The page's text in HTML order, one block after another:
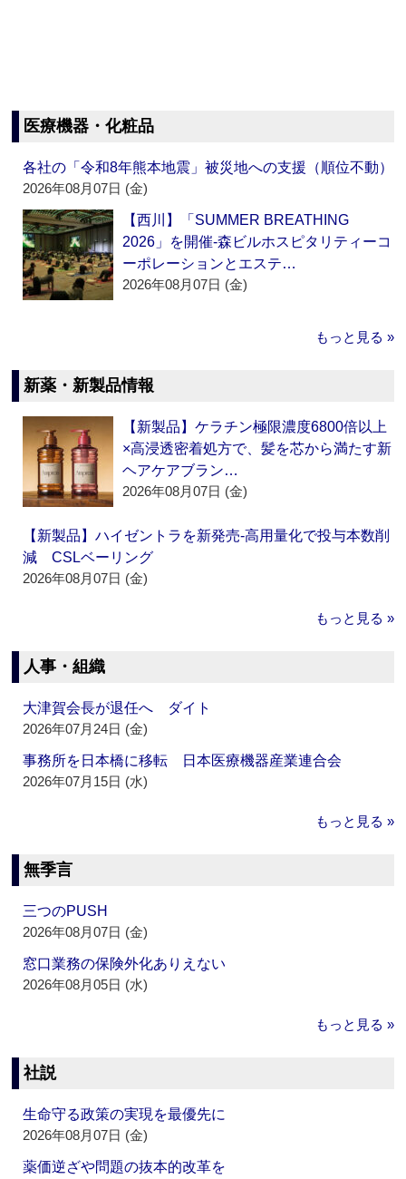
医療機器・化粧品
各社の「令和8年熊本地震」被災地への支援（順位不動）
2026年08月07日 (金)
【西川】「SUMMER BREATHING
2026」を開催‐森ビルホスピタリティーコ
ーポレーションとエステ…
2026年08月07日 (金)
もっと見る »
新薬・新製品情報
【新製品】ケラチン極限濃度6800倍以上
×高浸透密着処方で、髪を芯から満たす新
ヘアケアブラン…
2026年08月07日 (金)
【新製品】ハイゼントラを新発売‐高用量化で投与本数削
減 CSLベーリング
2026年08月07日 (金)
もっと見る »
人事・組織
大津賀会長が退任へ ダイト
2026年07月24日 (金)
事務所を日本橋に移転 日本医療機器産業連合会
2026年07月15日 (水)
もっと見る »
無季言
三つのPUSH
2026年08月07日 (金)
窓口業務の保険外化ありえない
2026年08月05日 (水)
もっと見る »
社説
生命守る政策の実現を最優先に
2026年08月07日 (金)
薬価逆ざや問題の抜本的改革を